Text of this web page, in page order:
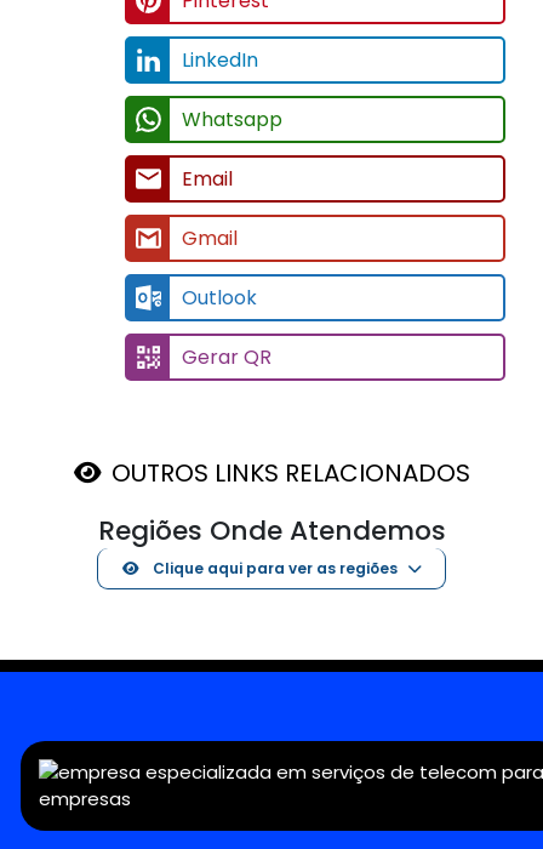
LinkedIn
Whatsapp
Email
Gmail
Outlook
Gerar QR
OUTROS LINKS RELACIONADOS
Regiões Onde Atendemos
Clique aqui para ver as regiões